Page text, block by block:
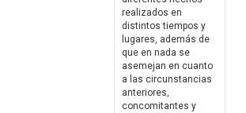
realizados en
distintos tiempos y
lugares, además de
que en nada se
asemejan en cuanto
a las circunstancias
anteriores,
concomitantes y